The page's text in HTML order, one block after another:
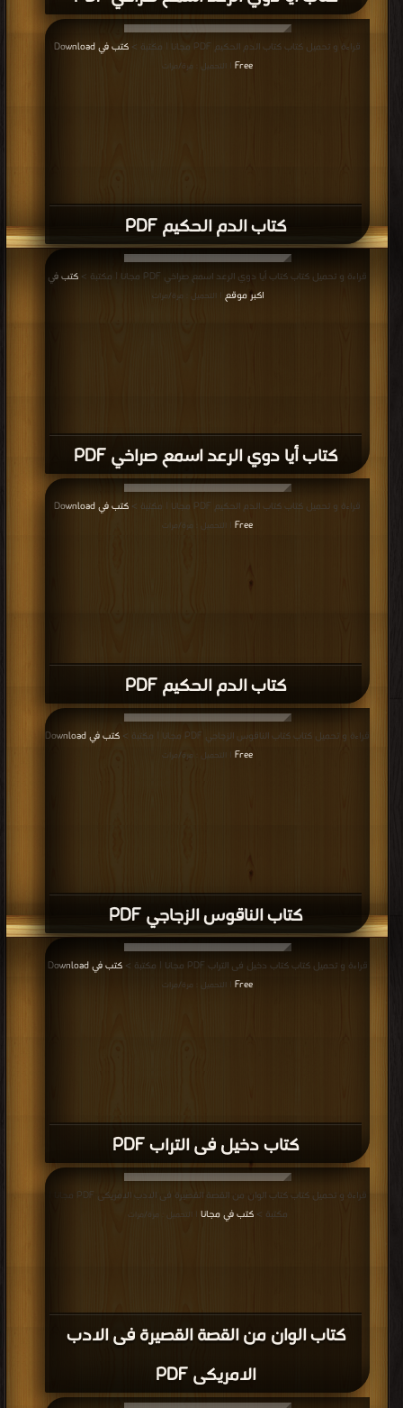
كتاب الدم الحكيم PDF
قراءة و تحميل كتاب كتاب الدم الحكيم PDF مجانا | مكتبة >
كتب في Download
Free
| التحميل : مرة/مرات
كتاب أيا دوي الرعد اسمع صراخي PDF
قراءة و تحميل كتاب كتاب أيا دوي الرعد اسمع صراخي PDF مجانا | مكتبة >
كتب في
اكبر موقع
| التحميل : مرة/مرات
كتاب الدم الحكيم PDF
قراءة و تحميل كتاب كتاب الدم الحكيم PDF مجانا | مكتبة >
كتب في Download
Free
| التحميل : مرة/مرات
كتاب الناقوس الزجاجي PDF
قراءة و تحميل كتاب كتاب الناقوس الزجاجي PDF مجانا | مكتبة >
كتب في Download
Free
| التحميل : مرة/مرات
كتاب دخيل فى التراب PDF
قراءة و تحميل كتاب كتاب دخيل فى التراب PDF مجانا | مكتبة >
كتب في Download
Free
| التحميل : مرة/مرات
كتاب الوان من القصة القصيرة فى الادب
الامريكى PDF
قراءة و تحميل كتاب كتاب الوان من القصة القصيرة فى الادب الامريكى PDF مجانا |
مكتبة >كتب في مجانا | التحميل : مرة/مرات